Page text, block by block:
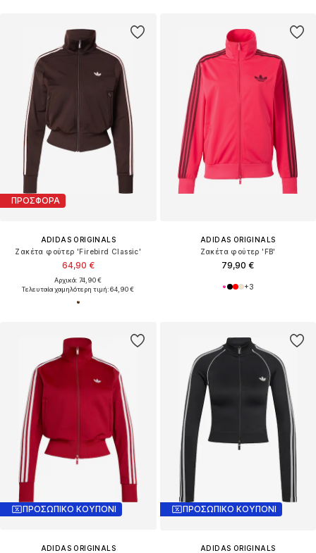
ΠΡΟΣΦΟΡΑ
ADIDAS ORIGINALS
Ζακέτα φούτερ 'Firebird Classic'
64,90 €
Αρχικά: 74,90 €
Τελευταία χαμηλότερη τιμή:64,90 €
ADIDAS ORIGINALS
Ζακέτα φούτερ 'FB'
79,90 €
+3
ΠΡΟΣΩΠΙΚΟ ΚΟΥΠΟΝΙ
ADIDAS ORIGINALS
ΠΡΟΣΩΠΙΚΟ ΚΟΥΠΟΝΙ
ADIDAS ORIGINALS